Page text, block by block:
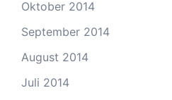
Oktober 2014
September 2014
August 2014
Juli 2014